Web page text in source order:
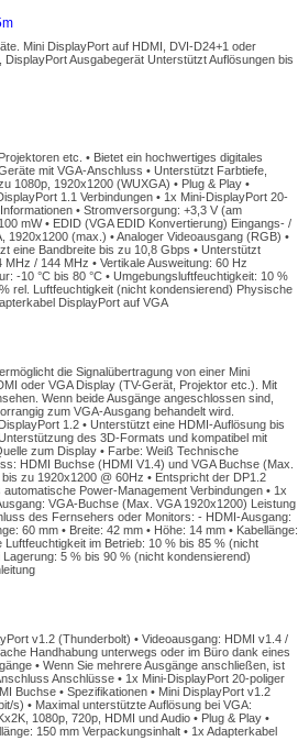
Mini DisplayPort auf HDMI, DVI-D24+1 oder
Ausgabegerät Unterstützt Auflösungen bis
etc. • Bietet ein hochwertiges digitales
mit VGA-Anschluss • Unterstützt Farbtiefe,
1080p, 1920x1200 (WUXGA) • Plug & Play •
1.1 Verbindungen • 1x Mini-DisplayPort 20-
• Stromversorgung: +3,3 V (am
mW • EDID (VGA EDID Konvertierung) Eingangs- /
(max.) • Analoger Videoausgang (RGB) •
eine Bandbreite bis zu 10,8 Gbps • Unterstützt
/ 144 MHz • Vertikale Ausweitung: 60 Hz
-10 °C bis 80 °C • Umgebungsluftfeuchtigkeit: 10 %
rel. Luftfeuchtigkeit (nicht kondensierend) Physische
DisplayPort auf VGA
die Signalübertragung von einer Mini
oder VGA Display (TV-Gerät, Projektor etc.). Mit
Wenn beide Ausgänge angeschlossen sind,
zum VGA-Ausgang behandelt wird.
1.2 • Unterstützt eine HDMI-Auflösung bis
des 3D-Formats und kompatibel mit
zum Display • Farbe: Weiß Technische
HDMI Buchse (HDMI V1.4) und VGA Buchse (Max.
zu 1920x1200 @ 60Hz • Entspricht der DP1.2
Power-Management Verbindungen • 1x
VGA-Buchse (Max. VGA 1920x1200) Leistung
des Fernsehers oder Monitors: - HDMI-Ausgang:
60 mm • Breite: 42 mm • Höhe: 14 mm • Kabellänge:
Luftfeuchtigkeit im Betrieb: 10 % bis 85 % (nicht
5 % bis 90 % (nicht kondensierend)
v1.2 (Thunderbolt) • Videoausgang: HDMI v1.4 /
Handhabung unterwegs oder im Büro dank eines
• Wenn Sie mehrere Ausgänge anschließen, ist
Anschlüsse • 1x Mini-DisplayPort 20-poliger
Buchse • Spezifikationen • Mini DisplayPort v1.2
s) • Maximal unterstützte Auflösung bei VGA:
1080p, 720p, HDMI und Audio • Plug & Play •
150 mm Verpackungsinhalt • 1x Adapterkabel